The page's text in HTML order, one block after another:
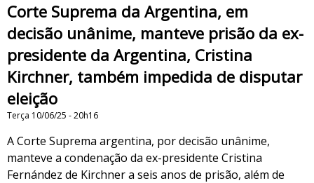
Corte Suprema da Argentina, em
decisão unânime, manteve prisão da ex-
presidente da Argentina, Cristina
Kirchner, também impedida de disputar
eleição
Terça 10/06/25 - 20h16
A Corte Suprema argentina, por decisão unânime,
manteve a condenação da ex-presidente Cristina
Fernández de Kirchner a seis anos de prisão, além de